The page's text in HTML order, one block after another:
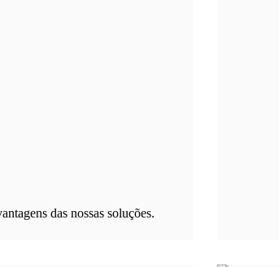
das nossas soluções.